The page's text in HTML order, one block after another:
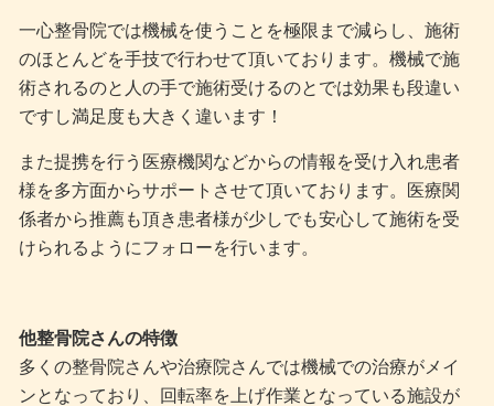
一心整骨院では機械を使うことを極限まで減らし、施術
のほとんどを手技で行わせて頂いております。機械で施
術されるのと人の手で施術受けるのとでは効果も段違い
ですし満足度も大きく違います！
また提携を行う医療機関などからの情報を受け入れ患者
様を多方面からサポートさせて頂いております。医療関
係者から推薦も頂き患者様が少しでも安心して施術を受
けられるようにフォローを行います。
他整骨院さんの特徴
多くの整骨院さんや治療院さんでは機械での治療がメイ
ンとなっており、回転率を上げ作業となっている施設が